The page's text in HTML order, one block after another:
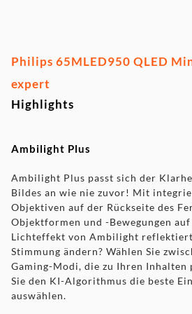
Philips 65MLED950 QLED
expert
Highlights
Ambilight Plus
Ambilight Plus passt sich der
Bildes an wie nie zuvor! Mit
Objektiven auf der Rückseite des
Objektformen und -Bewegungen
Lichteffekt von Ambilight
Stimmung ändern? Wählen Sie
Gaming-Modi, die zu Ihren Inhalten
Sie den KI-Algorithmus die beste
auswählen.